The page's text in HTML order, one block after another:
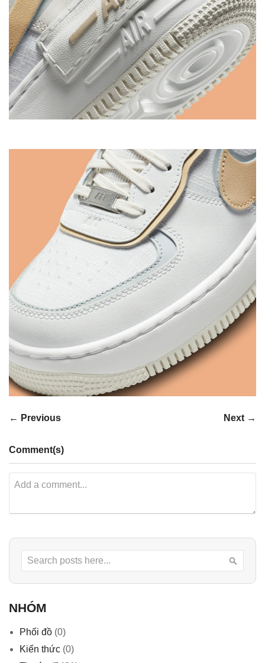
← Previous Next →
Comment(s)
Search
NHÓM
Phối đồ (0)
Kiến thức (0)